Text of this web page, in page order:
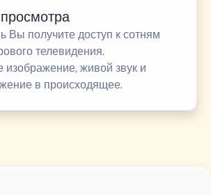
Вы получите доступ к сотням
телевидения.
изображение, живой звук и
в происходящее.